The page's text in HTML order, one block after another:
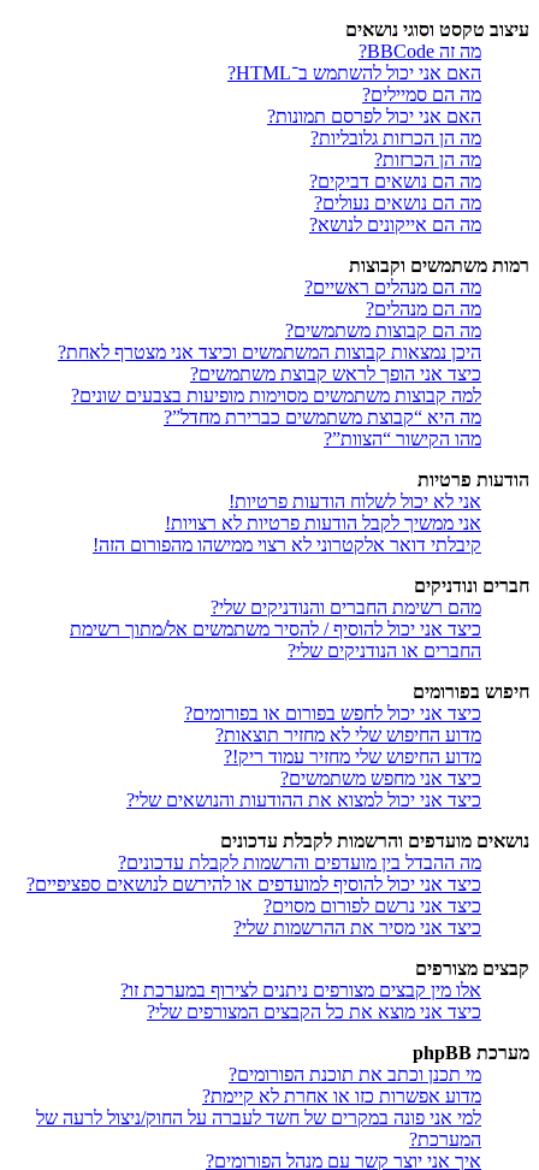
עיצוב טקסט וסוגי נושאים
מה זה BBCode?
האם אני יכול להשתמש ב־HTML?
מה הם סמיילים?
האם אני יכול לפרסם תמונות?
מה הן הכרזות גלובליות?
מה הן הכרזות?
מה הם נושאים דביקים?
מה הם נושאים נעולים?
מה הם אייקונים לנושא?
רמות משתמשים וקבוצות
מה הם מנהלים ראשיים?
מה הם מנהלים?
מה הם קבוצות משתמשים?
היכן נמצאות קבוצות המשתמשים וכיצד אני מצטרף לאחת?
כיצד אני הופך לראש קבוצת משתמשים?
למה קבוצות משתמשים מסוימות מופיעות בצבעים שונים?
מה היא “קבוצת משתמשים כברירת מחדל”?
מהו הקישור “הצוות”?
הודעות פרטיות
אני לא יכול לשלוח הודעות פרטיות!
אני ממשיך לקבל הודעות פרטיות לא רצויות!
קיבלתי דואר אלקטרוני לא רצוי ממישהו מהפורום הזה!
חברים ונודניקים
מהם רשימת החברים והנודניקים שלי?
כיצד אני יכול להוסיף / להסיר משתמשים אל/מתוך רשימת
החברים או הנודניקים שלי?
חיפוש בפורומים
כיצד אני יכול לחפש בפורום או בפורומים?
מדוע החיפוש שלי לא מחזיר תוצאות?
מדוע החיפוש שלי מחזיר עמוד ריק!?
כיצד אני מחפש משתמשים?
כיצד אני יכול למצוא את ההודעות והנושאים שלי?
נושאים מועדפים והרשמות לקבלת עדכונים
מה ההבדל בין מועדפים והרשמות לקבלת עדכונים?
כיצד אני יכול להוסיף למועדפים או להירשם לנושאים ספציפיים?
כיצד אני נרשם לפורום מסוים?
כיצד אני מסיר את ההרשמות שלי?
קבצים מצורפים
אלו מין קבצים מצורפים ניתנים לצירוף במערכת זו?
כיצד אני מוצא את כל הקבצים המצורפים שלי?
מערכת phpBB
מי תכנן וכתב את תוכנת הפורומים?
מדוע אפשרות כזו או אחרת לא קיימת?
למי אני פונה במקרים של חשד לעברה על החוק/ניצול לרעה של
המערכת?
איך אני יוצר קשר עם מנהל הפורומים?